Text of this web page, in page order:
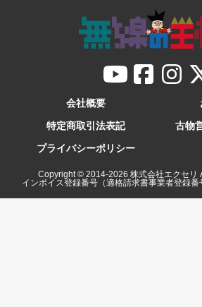
会社概要
特定商取引法表記
古物
プライバシーポリシー
Copyright © 2014-2026 株式会社エクセリ
インボイス登録番号（適格請求書事業者登録